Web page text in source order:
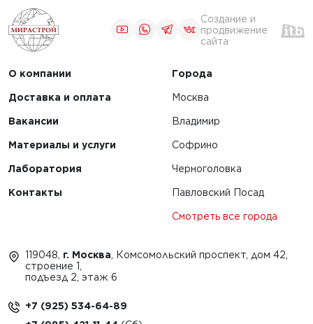
Создание и
продвижение
сайта
О компании
Доставка и оплата
Вакансии
Материалы и услуги
Лаборатория
Контакты
Города
Москва
Владимир
Софрино
Черноголовка
Павловский Посад
Смотреть все города
119048, г. Москва , Комсомольский проспект, дом 42,
строение 1,
подъезд 2, этаж 6
+7 (925) 534-64-89